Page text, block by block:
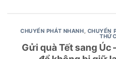
CHUYỂN PHÁT NHANH CHUYỂN
THỨC
Gửi quà Tết sang Úc